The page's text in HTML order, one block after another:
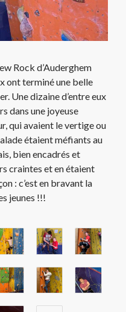
Rock d’Auderghem
ont terminé une belle
Une dizaine d’entre eux
dans une joyeuse
qui avaient le vertige ou
étaient méfiants au
bien encadrés et
craintes et en étaient
: c’est en bravant la
jeunes !!!